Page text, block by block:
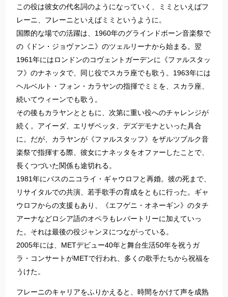
この役は彼女の代名詞のようになっていく、ミミといえばフ
レーニ、フレーニといえばミミというように。
国際的な場での活躍は、1960年のグラインドボーン音楽祭で
の《ドン・ジョヴァンニ》のツェルリーナから始まる。翌
1961年にはロンドンのコヴェントガーデンに《ファルスタッ
フ》のナネッタで、同じ役でスカラ座でも歌う。1963年には
ヘルベルト・フォン・カラヤンの指揮でミミを、スカラ座、
続いてウィーンでも歌う。
その後もカラヤンとともに、次第に重い役へのチャレンジが
続く。アイーダ、エリザベッタ、デズデモナといった具合
に。だが、カラヤンが《ファルスタッフ》をザルツブルク音
楽祭で指揮する際、彼女にナネッタをオファーしたことで、
長くつづいた関係も途切れる。
1981年にバスのニコライ・ギャウロフと再婚。彼の死まで、
リサイタルでの共演、若手歌手の育成をともに行った。ギャ
ウロフからの支援もあり、《エフゲニ・オネーギン》のタチ
アーナなどロシア語のオペラもレパートリーに加えていっ
た。それは最後の役ジャンヌにつながっている。
2005年には、METデビュー40年と舞台生活50年を祝うガ
ラ・コンサートがMETで行われ、多くの歌手たちから祝福を
うけた。
フレーニのキャリアをふりかえると、時間をかけて声を成熟